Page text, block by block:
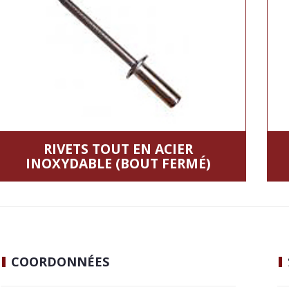
RIVETS TOUT EN ACIER
INOXYDABLE (BOUT FERMÉ)
COORDONNÉES